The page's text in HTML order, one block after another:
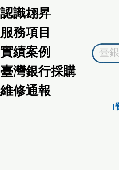
認識翃昇
服務項目
實績案例
臺灣銀行採購
維修通報
[